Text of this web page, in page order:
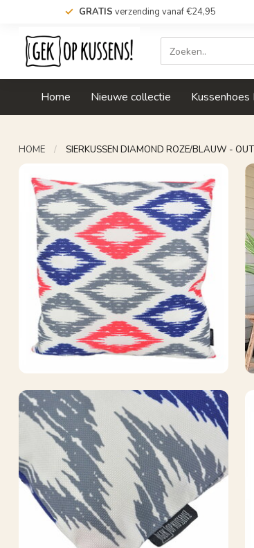
GRATIS verzending vanaf €24,95
Home Nieuwe collectie Kussenhoes
HOME / SIERKUSSEN DIAMOND ROZE/BLAUW -